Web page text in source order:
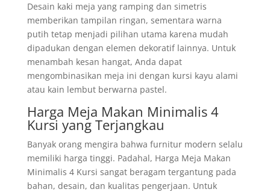
Desain kaki meja yang ramping dan simetris
memberikan tampilan ringan, sementara warna
putih tetap menjadi pilihan utama karena mudah
dipadukan dengan elemen dekoratif lainnya. Untuk
menambah kesan hangat, Anda dapat
mengombinasikan meja ini dengan kursi kayu alami
atau kain lembut berwarna pastel.
Harga Meja Makan Minimalis 4
Kursi yang Terjangkau
Banyak orang mengira bahwa furnitur modern selalu
memiliki harga tinggi. Padahal, Harga Meja Makan
Minimalis 4 Kursi sangat beragam tergantung pada
bahan, desain, dan kualitas pengerjaan. Untuk